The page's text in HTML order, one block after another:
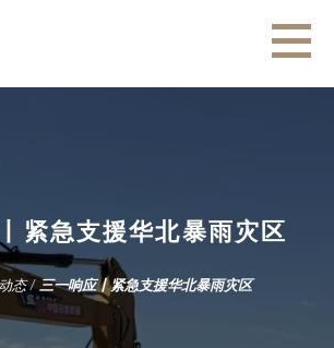
紧急支援华北暴雨灾区
态/三一响应丨紧急支援华北暴雨灾区